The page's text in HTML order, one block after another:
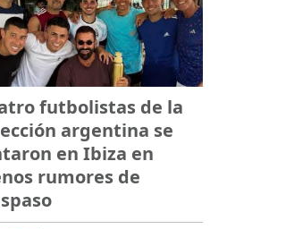
futbolistas de la
argentina se
en Ibiza en
rumores de